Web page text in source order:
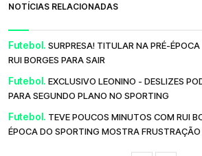
NOTÍCIAS RELACIONADAS
Futebol. SURPRESA! TITULAR NA PRÉ-
RUI BORGES PARA SAIR
Futebol. EXCLUSIVO LEONINO - DESLIZES
PARA SEGUNDO PLANO NO SPORTING
Futebol. TEVE POUCOS MINUTOS COM RUI
ÉPOCA DO SPORTING MOSTRA FRUSTRAÇÃO